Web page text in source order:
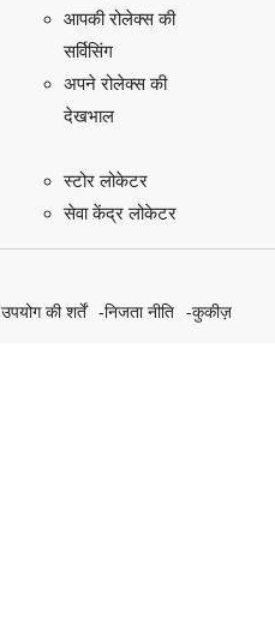
आपकी रोलेक्स की
सर्विसिंग
अपने रोलेक्स की
देखभाल
स्टोर लोकेटर
सेवा केंद्र लोकेटर
उपयोग की शर्तें निजता नीति कुकीज़